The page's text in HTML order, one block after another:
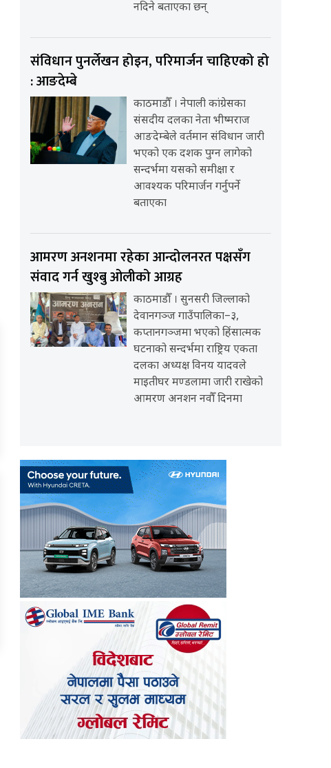
नदिने बताएका छन्
संविधान पुनर्लेखन होइन, परिमार्जन चाहिएको हो
: आङदेम्बे
काठमाडौँ । नेपाली कांग्रेसका
संसदीय दलका नेता भीष्मराज
आङदेम्बेले वर्तमान संविधान जारी
भएको एक दशक पुग्न लागेको
सन्दर्भमा यसको समीक्षा र
आवश्यक परिमार्जन गर्नुपर्ने
बताएका
आमरण अनशनमा रहेका आन्दोलनरत पक्षसँग
संवाद गर्न खुश्बु ओलीको आग्रह
काठमाडौँ । सुनसरी जिल्लाको
देवानगञ्ज गाउँपालिका–३,
कप्तानगञ्जमा भएको हिंसात्मक
घटनाको सन्दर्भमा राष्ट्रिय एकता
दलका अध्यक्ष विनय यादवले
माइतीघर मण्डलामा जारी राखेको
आमरण अनशन नवौँ दिनमा